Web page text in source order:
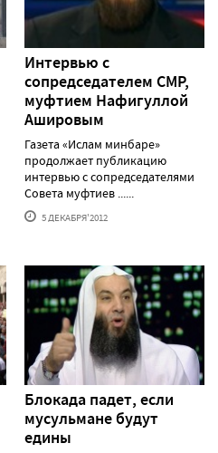
Интервью с
сопредседателем СМР,
муфтием Нафигуллой
Ашировым
Газета «Ислам минбаре»
продолжает публикацию
интервью с сопредседателями
Совета муфтиев ......
5 ДЕКАБРЯ'2012
Блокада падет, если
мусульмане будут
едины